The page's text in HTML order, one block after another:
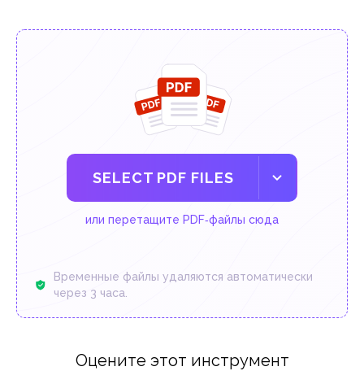
SELECT PDF FILES
или перетащите PDF‑файлы сюда
Временные файлы удаляются автоматически
через 3 часа.
Оцените этот инструмент